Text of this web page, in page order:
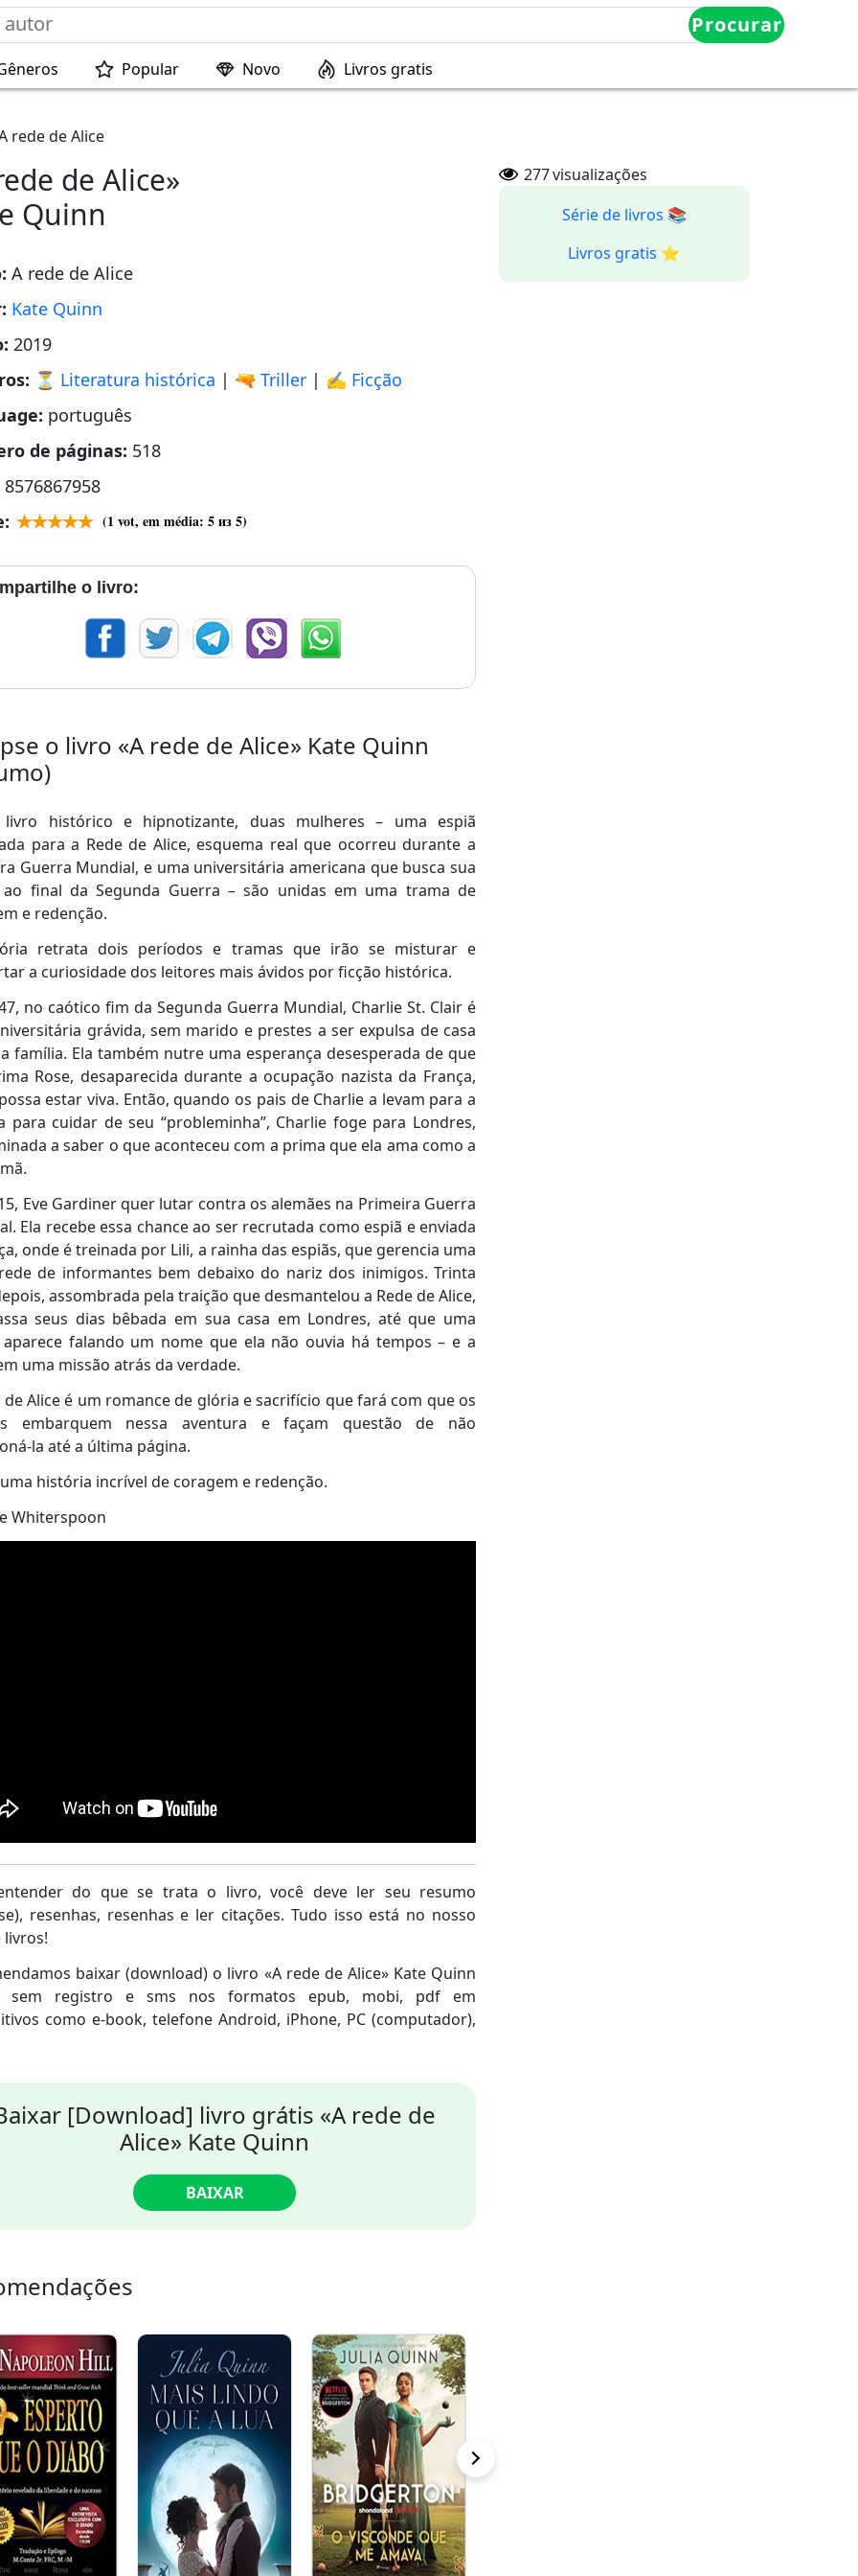
Procurar
Popular Novo Livros gratis
rede de Alice
de Alice»
Quinn
A rede de Alice
Kate Quinn
2019
⏳ Literatura histórica | 🔫 Triller | ✍️ Ficção
português
de páginas: 518
8576867958
(1 vot, em média: 5из 5)
o livro:
o livro «A rede de Alice» Kate Quinn
livro histórico e hipnotizante, duas mulheres – uma espiã
para a Rede de Alice, esquema real que ocorreu durante a
Guerra Mundial, e uma universitária americana que busca sua
final da Segunda Guerra – são unidas em uma trama de
e redenção.
retrata dois períodos e tramas que irão se misturar e
a curiosidade dos leitores mais ávidos por ficção histórica.
no caótico fim da Segunda Guerra Mundial, Charlie St. Clair é
grávida, sem marido e prestes a ser expulsa de casa
família. Ela também nutre uma esperança desesperada de que
Rose, desaparecida durante a ocupação nazista da França,
estar viva. Então, quando os pais de Charlie a levam para a
para cuidar de seu “probleminha”, Charlie foge para Londres,
a saber o que aconteceu com a prima que ela ama como a
Eve Gardiner quer lutar contra os alemães na Primeira Guerra
Ela recebe essa chance ao ser recrutada como espiã e enviada
onde é treinada por Lili, a rainha das espiãs, que gerencia uma
de informantes bem debaixo do nariz dos inimigos. Trinta
assombrada pela traição que desmantelou a Rede de Alice,
seus dias bêbada em sua casa em Londres, até que uma
falando um nome que ela não ouvia há tempos – e a
uma missão atrás da verdade.
de Alice é um romance de glória e sacrifício que fará com que os
embarquem nessa aventura e façam questão de não
la até a última página.
história incrível de coragem e redenção.
Whiterspoon
do que se trata o livro, você deve ler seu resumo
resenhas, resenhas e ler citações. Tudo isso está no nosso
livros!
baixar (download) o livro «A rede de Alice» Kate Quinn
sem registro e sms nos formatos epub, mobi, pdf em
como e-book, telefone Android, iPhone, PC (computador),
[Download] livro grátis «A rede de
Alice» Kate Quinn
BAIXAR
277visualizações
Série de livros 📚
Livros gratis ⭐️